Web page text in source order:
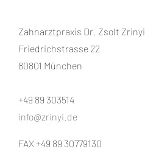
Zahnarztpraxis Dr. Zsolt Zrinyi
Friedrichstrasse 22
80801 München
+49 89 303514
info@zrinyi.de
FAX +49 89 30779130